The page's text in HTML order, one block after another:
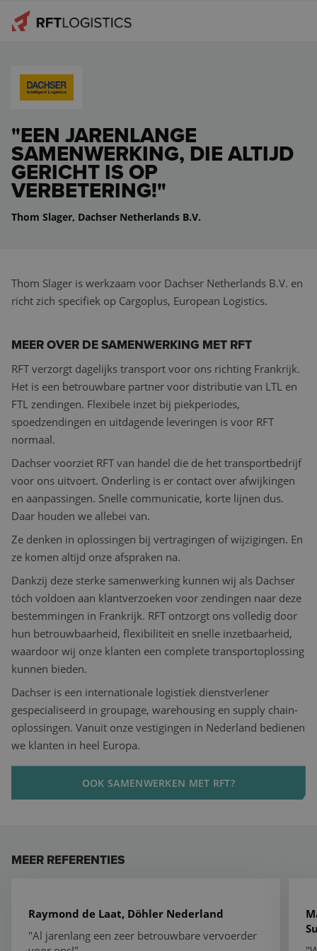
TRANSPORT NAAR FRANKRIJK
TRANSPORT NAAR LYON
TRANSPORT IN NEDERLAND
EXPEDITIE
LOGISTIEK DIENSTVERLENER
TRANSPORT RHÔNE-ALPES
WAREHOUSING
WAREHOUSING NEDERLAND
CROSSDOCKING
PALLETOPSLAG
OPSLAG EN DISTRIBUTIE
SPECIALISATIES
GROUPAGE TRANSPORT
ADR ZENDINGEN
LOGISTIEKE OPLOSSINGEN
VALUE ADDED SERVICES
TRANSPORT AANMELDEN
Ons verhaal
Nieuws en blog
"EEN JARENLANGE
SAMENWERKING, DIE ALTIJD
GERICHT IS OP
VERBETERING!"
Thom Slager, Dachser Netherlands B.V.
Thom Slager is werkzaam voor Dachser Netherlands B.V. en
richt zich specifiek op Cargoplus, European Logistics.
MEER OVER DE SAMENWERKING MET RFT
RFT verzorgt dagelijks transport voor ons richting Frankrijk.
Het is een betrouwbare partner voor distributie van LTL en
FTL zendingen. Flexibele inzet bij piekperiodes,
spoedzendingen en uitdagende leveringen is voor RFT
normaal.
Dachser voorziet RFT van handel die de het transportbedrijf
voor ons uitvoert. Onderling is er contact over afwijkingen
en aanpassingen. Snelle communicatie, korte lijnen dus.
Daar houden we allebei van.
Ze denken in oplossingen bij vertragingen of wijzigingen. En
ze komen altijd onze afspraken na.
Dankzij deze sterke samenwerking kunnen wij als Dachser
tóch voldoen aan klantverzoeken voor zendingen naar deze
bestemmingen in Frankrijk. RFT ontzorgt ons volledig door
hun betrouwbaarheid, flexibiliteit en snelle inzetbaarheid,
waardoor wij onze klanten een complete transportoplossing
kunnen bieden.
Dachser is een internationale logistiek dienstverlener
gespecialiseerd in groupage, warehousing en supply chain-
oplossingen. Vanuit onze vestigingen in Nederland bedienen
we klanten in heel Europa.
OOK SAMENWERKEN MET RFT?
MEER REFERENTIES
Raymond de Laat, Döhler Nederland
"Al jarenlang een zeer betrouwbare vervoerder